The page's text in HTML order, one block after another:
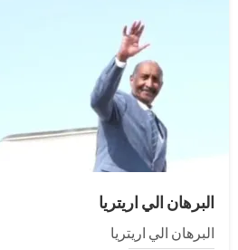
البرهان الي اريتريا
البرهان الي اريتريا